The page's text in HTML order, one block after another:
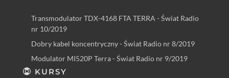
Transmodulator TDX-4168 FTA TERRA - Świat Radio
nr 10/2019
Dobry kabel koncentryczny - Świat Radio nr 8/2019
Modulator MI520P Terra - Świat Radio nr 9/2019
KURSY